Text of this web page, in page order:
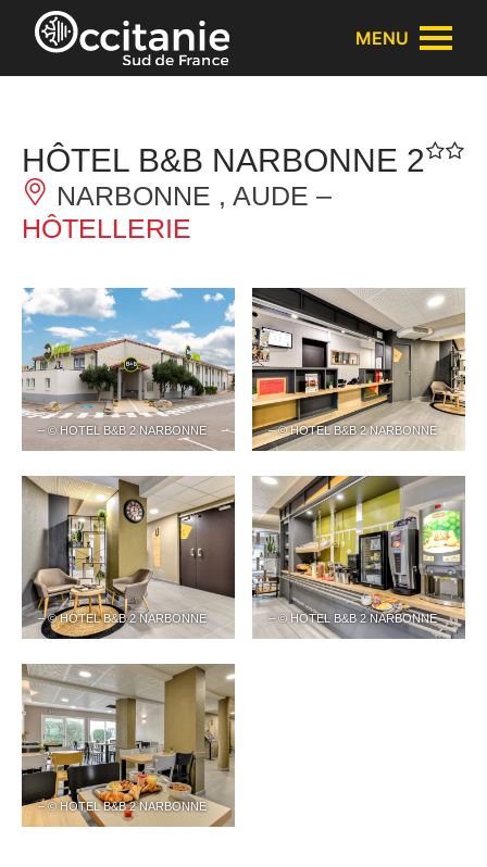
Panneau de gestion des cookies
MENU
HÔTEL B&B NARBONNE 2
NARBONNE , AUDE –
HÔTELLERIE
– © HOTEL B&B 2 NARBONNE – © HOTEL B&B 2 NARBONNE
– © HOTEL B&B 2 NARBONNE – © HOTEL B&B 2 NARBONNE
– © HOTEL B&B 2 NARBONNE